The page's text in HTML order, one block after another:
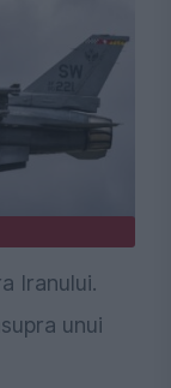
Iranului.
unui